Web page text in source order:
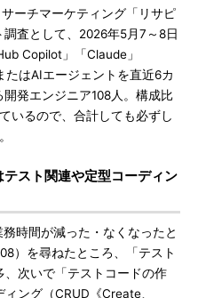
ーチマーケティング「リサピ
査として、2026年5月7～8日
Copilot」「Claude」
たはAIエージェントを直近6カ
発エンジニア108人。構成比
いるので、合計しても必ずし
スト関連や定型コーディン
時間が減った・なくなったと
）を尋ねたところ、「テスト
次いで「テストコードの作
ング（CRUD《Create、